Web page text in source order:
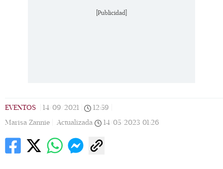
[Publicidad]
EVENTOS 14/09/2021 12:59
Marisa Zannie |
Actualizada 14/05/2023 01:26